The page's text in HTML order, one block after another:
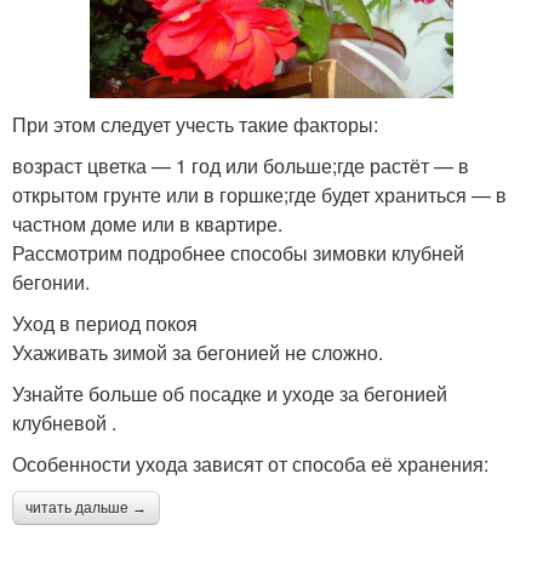
При этом следует учесть такие факторы:
возраст цветка — 1 год или больше;где растёт — в
открытом грунте или в горшке;где будет храниться — в
частном доме или в квартире.
Рассмотрим подробнее способы зимовки клубней
бегонии.
Уход в период покоя
Ухаживать зимой за бегонией не сложно.
Узнайте больше об посадке и уходе за бегонией
клубневой .
Особенности ухода зависят от способа её хранения:
читать дальше →